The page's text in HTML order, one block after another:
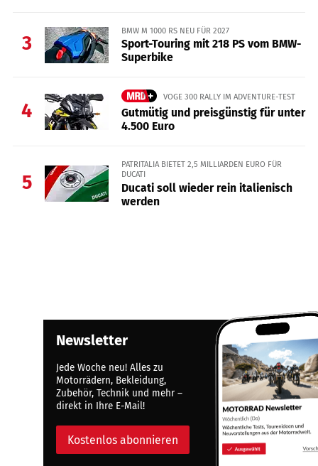
3
BMW M 1000 RS NEU FÜR 2027
Sport-Touring mit 218 PS vom BMW-
Superbike
4
VOGE 300 RALLY IM ADVENTURE-TEST
Gutmütig und preisgünstig für unter
4.500 Euro
5
PATRITALIA BIETET 2,5 MILLIARDEN EURO FÜR
DUCATI
Ducati soll wieder rein italienisch
werden
Newsletter
Jede Woche neu! Alles zu
Motorrädern, Bekleidung,
Zubehör, Technik und mehr –
direkt in Ihre E-Mail!
Kostenlos abonnieren